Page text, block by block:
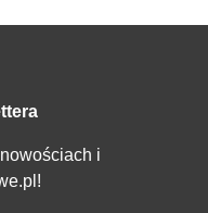
i